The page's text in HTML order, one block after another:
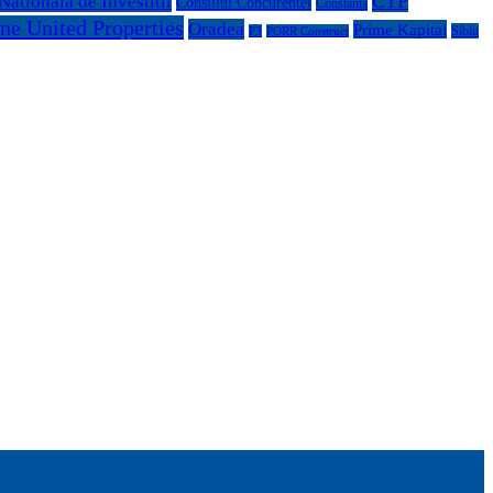
Constanta
United Properties Oradea P3 PORR Construct Prime Kapital Sibiu